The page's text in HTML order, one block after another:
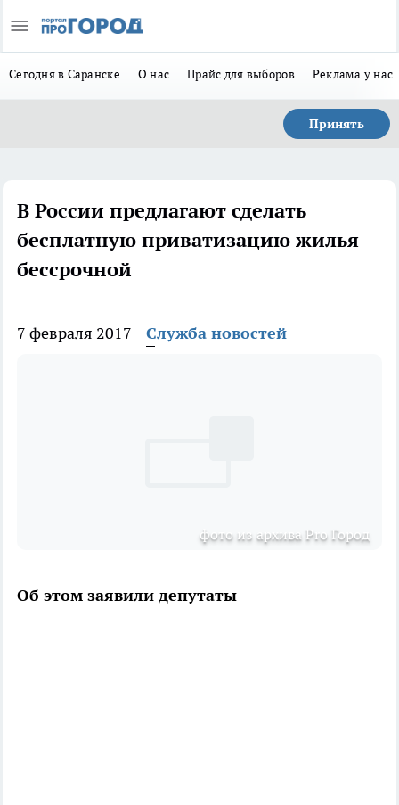
Сегодня в Саранске О нас Прайс для выборов Реклама у нас
Принять
В России предлагают сделать
бесплатную приватизацию жилья
бессрочной
7 февраля 2017 Служба новостей
фото из архива Pro Город
Об этом заявили депутаты